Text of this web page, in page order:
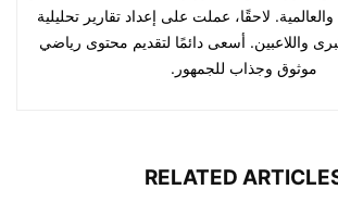
لاحقًا، عملت على إعداد تقارير تحليلية
واللاعبين. أسعى دائمًا لتقديم محتوى رياضي
موثوق وجذاب للجمهور.
RELATED